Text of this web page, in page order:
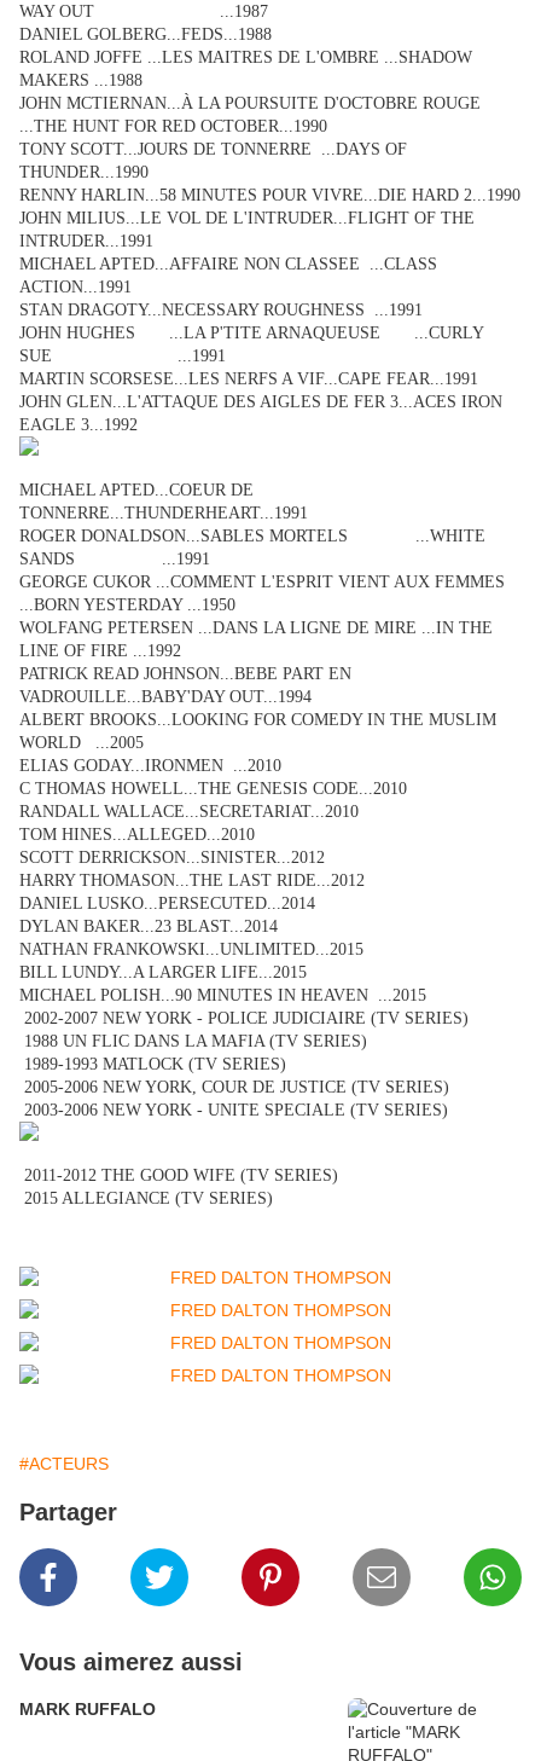
WAY OUT ...1987
DANIEL GOLBERG...FEDS...1988
ROLAND JOFFE ...LES MAITRES DE L'OMBRE ...SHADOW
MAKERS ...1988
JOHN MCTIERNAN...À LA POURSUITE D'OCTOBRE ROUGE
...THE HUNT FOR RED OCTOBER...1990
TONY SCOTT...JOURS DE TONNERRE ...DAYS OF
THUNDER...1990
RENNY HARLIN...58 MINUTES POUR VIVRE...DIE HARD 2...1990
JOHN MILIUS...LE VOL DE L'INTRUDER...FLIGHT OF THE
INTRUDER...1991
MICHAEL APTED...AFFAIRE NON CLASSEE ...CLASS
ACTION...1991
STAN DRAGOTY...NECESSARY ROUGHNESS ...1991
JOHN HUGHES ...LA P'TITE ARNAQUEUSE ...CURLY
SUE ...1991
MARTIN SCORSESE...LES NERFS A VIF...CAPE FEAR...1991
JOHN GLEN...L'ATTAQUE DES AIGLES DE FER 3...ACES IRON
EAGLE 3...1992
MICHAEL APTED...COEUR DE
TONNERRE...THUNDERHEART...1991
ROGER DONALDSON...SABLES MORTELS ...WHITE
SANDS ...1991
GEORGE CUKOR ...COMMENT L'ESPRIT VIENT AUX FEMMES
...BORN YESTERDAY ...1950
WOLFANG PETERSEN ...DANS LA LIGNE DE MIRE ...IN THE
LINE OF FIRE ...1992
PATRICK READ JOHNSON...BEBE PART EN
VADROUILLE...BABY'DAY OUT...1994
ALBERT BROOKS...LOOKING FOR COMEDY IN THE MUSLIM
WORLD ...2005
ELIAS GODAY...IRONMEN ...2010
C THOMAS HOWELL...THE GENESIS CODE...2010
RANDALL WALLACE...SECRETARIAT...2010
TOM HINES...ALLEGED...2010
SCOTT DERRICKSON...SINISTER...2012
HARRY THOMASON...THE LAST RIDE...2012
DANIEL LUSKO...PERSECUTED...2014
DYLAN BAKER...23 BLAST...2014
NATHAN FRANKOWSKI...UNLIMITED...2015
BILL LUNDY...A LARGER LIFE...2015
MICHAEL POLISH...90 MINUTES IN HEAVEN ...2015
2002-2007 NEW YORK - POLICE JUDICIAIRE (TV SERIES)
1988 UN FLIC DANS LA MAFIA (TV SERIES)
1989-1993 MATLOCK (TV SERIES)
2005-2006 NEW YORK, COUR DE JUSTICE (TV SERIES)
2003-2006 NEW YORK - UNITE SPECIALE (TV SERIES)
2011-2012 THE GOOD WIFE (TV SERIES)
2015 ALLEGIANCE (TV SERIES)
#ACTEURS
Partager
Vous aimerez aussi
MARK RUFFALO